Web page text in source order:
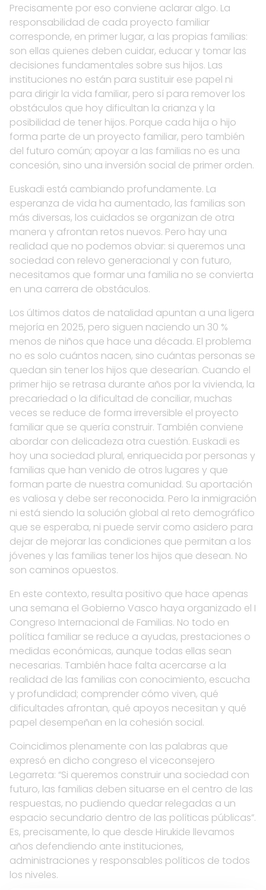
Precisamente por eso conviene aclarar algo. La
responsabilidad de cada proyecto familiar
corresponde, en primer lugar, a las propias familias:
son ellas quienes deben cuidar, educar y tomar las
decisiones fundamentales sobre sus hijos. Las
instituciones no están para sustituir ese papel ni
para dirigir la vida familiar, pero sí para remover los
obstáculos que hoy dificultan la crianza y la
posibilidad de tener hijos. Porque cada hija o hijo
forma parte de un proyecto familiar, pero también
del futuro común; apoyar a las familias no es una
concesión, sino una inversión social de primer orden.
Euskadi está cambiando profundamente. La
esperanza de vida ha aumentado, las familias son
más diversas, los cuidados se organizan de otra
manera y afrontan retos nuevos. Pero hay una
realidad que no podemos obviar: si queremos una
sociedad con relevo generacional y con futuro,
necesitamos que formar una familia no se convierta
en una carrera de obstáculos.
Los últimos datos de natalidad apuntan a una ligera
mejoría en 2025, pero siguen naciendo un 30 %
menos de niños que hace una década. El problema
no es solo cuántos nacen, sino cuántas personas se
quedan sin tener los hijos que desearían. Cuando el
primer hijo se retrasa durante años por la vivienda, la
precariedad o la dificultad de conciliar, muchas
veces se reduce de forma irreversible el proyecto
familiar que se quería construir. También conviene
abordar con delicadeza otra cuestión. Euskadi es
hoy una sociedad plural, enriquecida por personas y
familias que han venido de otros lugares y que
forman parte de nuestra comunidad. Su aportación
es valiosa y debe ser reconocida. Pero la inmigración
ni está siendo la solución global al reto demográfico
que se esperaba, ni puede servir como asidero para
dejar de mejorar las condiciones que permitan a los
jóvenes y las familias tener los hijos que desean. No
son caminos opuestos.
En este contexto, resulta positivo que hace apenas
una semana el Gobierno Vasco haya organizado el I
Congreso Internacional de Familias. No todo en
política familiar se reduce a ayudas, prestaciones o
medidas económicas, aunque todas ellas sean
necesarias. También hace falta acercarse a la
realidad de las familias con conocimiento, escucha
y profundidad; comprender cómo viven, qué
dificultades afrontan, qué apoyos necesitan y qué
papel desempeñan en la cohesión social.
Coincidimos plenamente con las palabras que
expresó en dicho congreso el viceconsejero
Legarreta: “Si queremos construir una sociedad con
futuro, las familias deben situarse en el centro de las
respuestas, no pudiendo quedar relegadas a un
espacio secundario dentro de las políticas públicas”.
Es, precisamente, lo que desde Hirukide llevamos
años defendiendo ante instituciones,
administraciones y responsables políticos de todos
los niveles.